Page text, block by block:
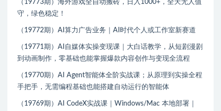
（19773期）海外游戏全自动搬砖，日入1000+，全天无人值
守，绿色稳定！
（19772期）AI算力广告业务｜AI时代个人或工作室新赛道
（19771期）AI自媒体实操变现课｜大白话教学，从短剧漫剧
到动画制作，零基础也能掌握爆款内容创作与变现全流程
（19770期）AI Agent智能体全阶实战课；从原理到实操全程
手把手，无需编程基础也能搭建自动运行的智能体
（19769期）AI CodeX实战课｜Windows/Mac 本地部署｜